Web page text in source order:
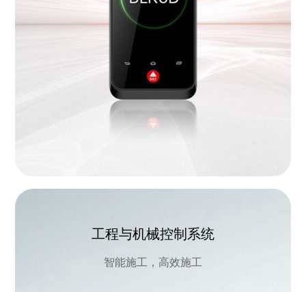
工程与机械控制系统
智能施工，高效施工